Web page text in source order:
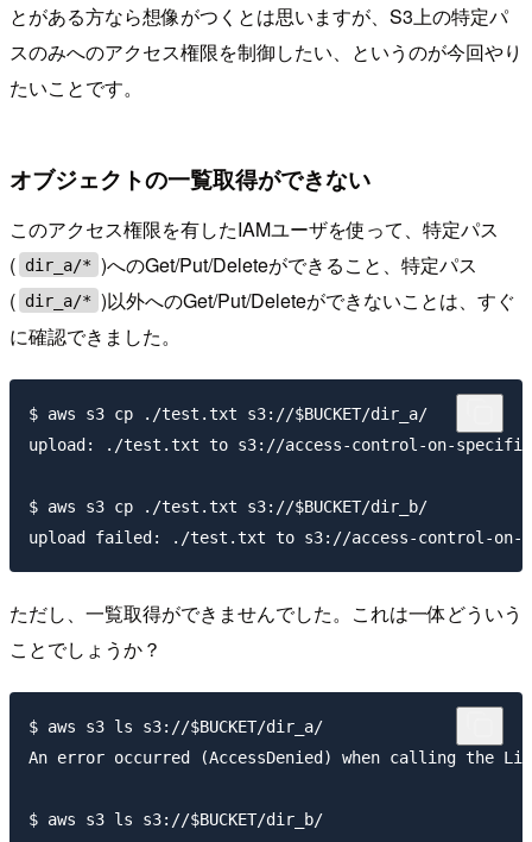
とがある方なら想像がつくとは思いますが、S3上の特定パ
スのみへのアクセス権限を制御したい、というのが今回やり
たいことです。
オブジェクトの一覧取得ができない
このアクセス権限を有したIAMユーザを使って、特定パス
( dir_a/* )へのGet/Put/Deleteができること、特定パス
( dir_a/* )以外へのGet/Put/Deleteができないことは、すぐ
に確認できました。
$ aws s3 cp ./test.txt s3://$BUCKET/dir_a/
upload: ./test.txt to s3://access-control-on-
$ aws s3 cp ./test.txt s3://$BUCKET/dir_b/
ただし、一覧取得ができませんでした。これは一体どういう
ことでしょうか？
$ aws s3 ls s3://$BUCKET/dir_a/
An error occurred (AccessDenied) when calling the
$ aws s3 ls s3://$BUCKET/dir_b/